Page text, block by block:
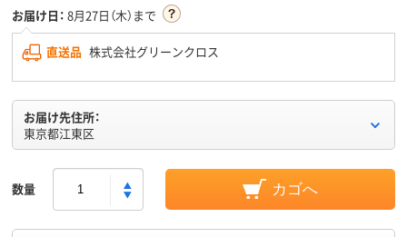
お届け日： 8月27日（木）まで
直送品 株式会社グリーンクロス
お届け先住所：
東京都江東区
数量 カゴへ